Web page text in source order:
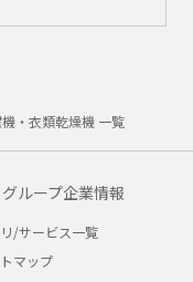
・衣類乾燥機 一覧
グループ企業情報
/サービス一覧
マップ